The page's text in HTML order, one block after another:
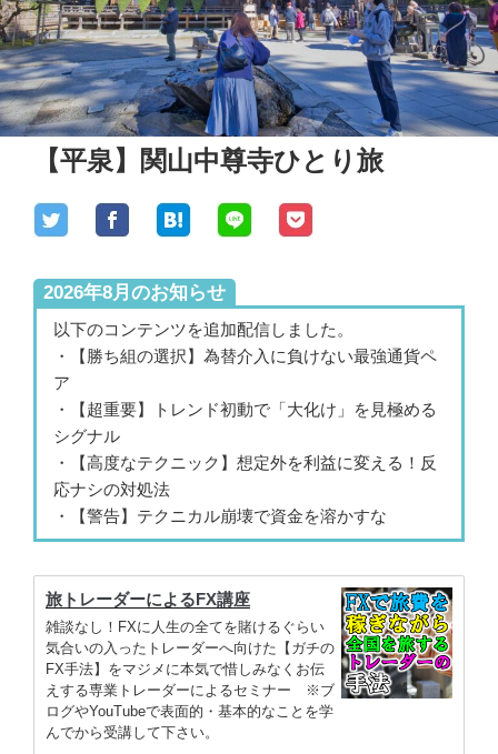
【平泉】関山中尊寺ひとり旅
2026年8月のお知らせ
以下のコンテンツを追加配信しました。
・【勝ち組の選択】為替介入に負けない最強通貨ペ
ア
・【超重要】トレンド初動で「大化け」を見極める
シグナル
・【高度なテクニック】想定外を利益に変える！反
応ナシの対処法
・【警告】テクニカル崩壊で資金を溶かすな
旅トレーダーによるFX講座
雑談なし！FXに人生の全てを賭けるぐらい
気合いの入ったトレーダーへ向けた【ガチの
FX手法】をマジメに本気で惜しみなくお伝
えする専業トレーダーによるセミナー ※ブ
ログやYouTubeで表面的・基本的なことを学
んでから受講して下さい。